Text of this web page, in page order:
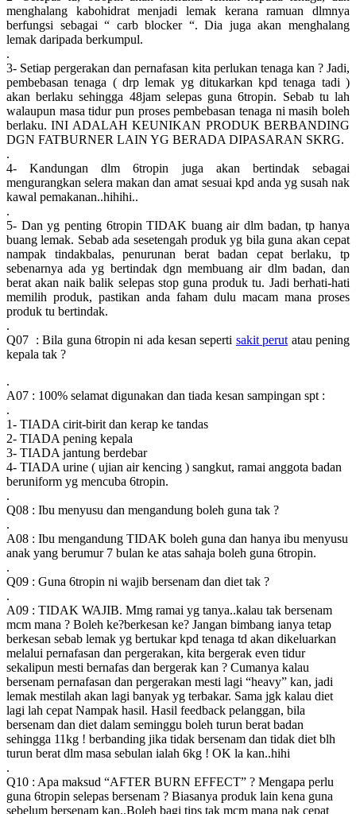
menghalang kabohidrat menjadi lemak kerana ramuan dlmnya
berfungsi sebagai “ carb blocker “. Dia juga akan menghalang
lemak daripada berkumpul.
.
3- Setiap pergerakan dan pernafasan kita perlukan tenaga kan ? Jadi,
pembebasan tenaga ( drp lemak yg ditukarkan kpd tenaga tadi )
akan berlaku sehingga 48jam selepas guna 6tropin. Sebab tu lah
walaupun masa tidur pun proses pembebasan tenaga ni masih boleh
berlaku. INI ADALAH KEUNIKAN PRODUK BERBANDING
DGN FATBURNER LAIN YG BERADA DIPASARAN SKRG.
.
4- Kandungan dlm 6tropin juga akan bertindak sebagai
mengurangkan selera makan dan amat sesuai kpd anda yg susah nak
kawal pemakanan..hihihi..
.
5- Dan yg penting 6tropin TIDAK buang air dlm badan, tp hanya
buang lemak. Sebab ada sesetengah produk yg bila guna akan cepat
nampak tindakbalas, penurunan berat badan cepat berlaku, tp
sebenarnya ada yg bertindak dgn membuang air dlm badan, dan
berat akan naik balik selepas stop guna produk tu. Jadi berhati-hati
memilih produk, pastikan anda faham dulu macam mana proses
produk tu bertindak.
.
Q07 : Bila guna 6tropin ni ada kesan seperti sakit perut atau pening
kepala tak ?
.
A07 : 100% selamat digunakan dan tiada kesan sampingan spt :
.
1- TIADA cirit-birit dan kerap ke tandas
2- TIADA pening kepala
3- TIADA jantung berdebar
4- TIADA urine ( ujian air kencing ) sangkut, ramai anggota badan
beruniform yg mencuba 6tropin.
.
Q08 : Ibu menyusu dan mengandung boleh guna tak ?
.
A08 : Ibu mengandung TIDAK boleh guna dan hanya ibu menyusu
anak yang berumur 7 bulan ke atas sahaja boleh guna 6tropin.
.
Q09 : Guna 6tropin ni wajib bersenam dan diet tak ?
.
A09 : TIDAK WAJIB. Mmg ramai yg tanya..kalau tak bersenam
mcm mana ? Boleh ke?berkesan ke? Jangan bimbang ianya tetap
berkesan sebab lemak yg bertukar kpd tenaga td akan dikeluarkan
melalui pernafasan dan pergerakan, kita bergerak even tidur
sekalipun mesti bernafas dan bergerak kan ? Cumanya kalau
bersenam pernafasan dan pergerakan mesti lagi “heavy” kan, jadi
lemak mestilah akan lagi banyak yg terbakar. Sama jgk kalau diet
lagi lah cepat Nampak hasil. Hasil feedback pelanggan, bila
bersenam dan diet dalam seminggu boleh turun berat badan
sehingga 11kg ! berbanding jika tidak bersenam dan tidak diet blh
turun berat dlm masa sebulan ialah 6kg ! OK la kan..hihi
.
Q10 : Apa maksud “AFTER BURN EFFECT” ? Mengapa perlu
guna 6tropin selepas bersenam ? Biasanya produk lain kena guna
sebelum bersenam kan..Boleh bagi tips tak mcm mana nak cepat